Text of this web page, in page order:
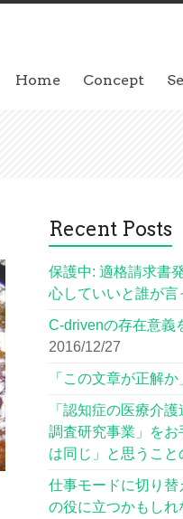
Home Concept
Recent Posts
保護中: 適格請求書
心していいと誰が言
C-drivenの存在意義
2016/12/27
「この文章が正解
「認知症の医療介
調査研究事業」を
は同じ」と思うこと
仕事モードに切り替
の役に立つかもし